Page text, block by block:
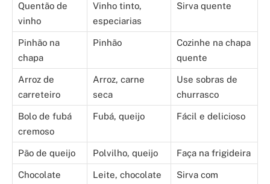
Quentão de
vinho
Vinho tinto,
especiarias
Sirva quente
Pinhão na
chapa
Pinhão
Cozinhe na chapa
quente
Arroz de
carreteiro
Arroz, carne
seca
Use sobras de
churrasco
Bolo de fubá
cremoso
Fubá, queijo Fácil e delicioso
Pão de queijo Polvilho, queijo Faça na frigideira
Chocolate
Leite, chocolate
Sirva com